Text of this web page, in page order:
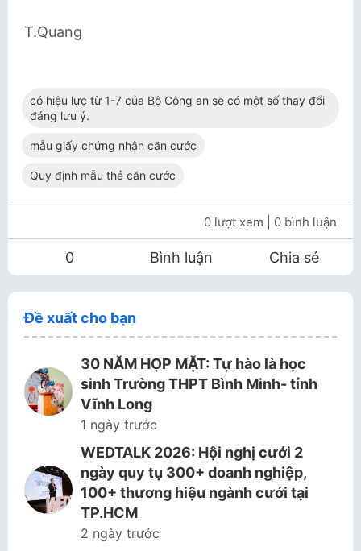
T.Quang
có hiệu lực từ 1-7 của Bộ Công an sẽ có một số thay đổi
đáng lưu ý.
mẫu giấy chứng nhận căn cước
Quy định mẫu thẻ căn cước
0 lượt xem | 0 bình luận
0 Bình luận Chia sẻ
Đề xuất cho bạn
30 NĂM HỌP MẶT: Tự hào là học
sinh Trường THPT Bình Minh- tỉnh
Vĩnh Long
1 ngày trước
WEDTALK 2026: Hội nghị cưới 2
ngày quy tụ 300+ doanh nghiệp,
100+ thương hiệu ngành cưới tại
TP.HCM
2 ngày trước